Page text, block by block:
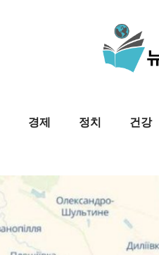
경제 정치 건강